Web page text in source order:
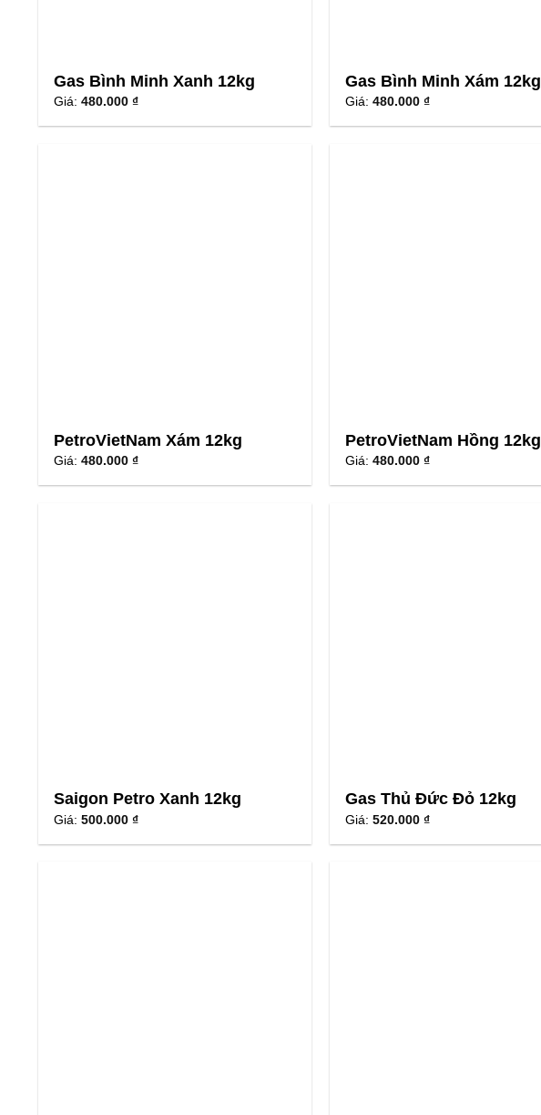
Gas Bình Minh Xanh 12kg
Giá:480.000 ₫
Gas Bình Minh Xám 12kg
Giá:480.000 ₫
PetroVietNam Xám 12kg
Giá:480.000 ₫
PetroVietNam Hồng 12kg
Giá:480.000 ₫
Saigon Petro Xanh 12kg
Giá:500.000 ₫
Gas Thủ Đức Đỏ 12kg
Giá:520.000 ₫